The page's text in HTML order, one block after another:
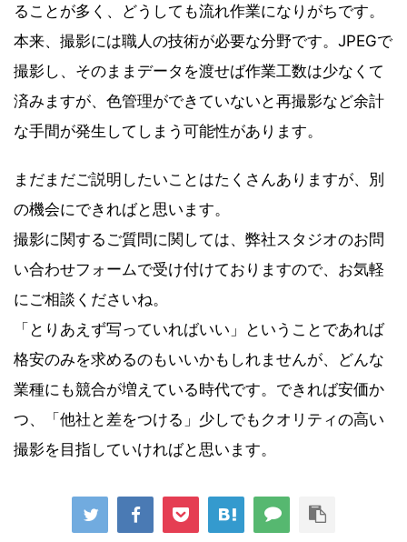
ることが多く、どうしても流れ作業になりがちです。
本来、撮影には職人の技術が必要な分野です。JPEGで
撮影し、そのままデータを渡せば作業工数は少なくて
済みますが、色管理ができていないと再撮影など余計
な手間が発生してしまう可能性があります。
まだまだご説明したいことはたくさんありますが、別
の機会にできればと思います。
撮影に関するご質問に関しては、弊社スタジオのお問
い合わせフォームで受け付けておりますので、お気軽
にご相談くださいね。
「とりあえず写っていればいい」ということであれば
格安のみを求めるのもいいかもしれませんが、どんな
業種にも競合が増えている時代です。できれば安価か
つ、「他社と差をつける」少しでもクオリティの高い
撮影を目指していければと思います。